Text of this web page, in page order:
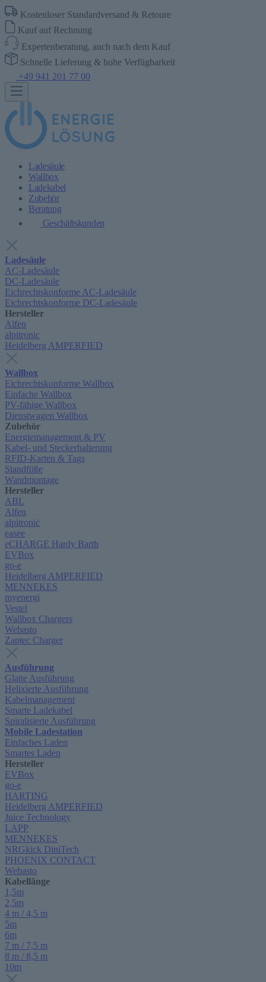
Kostenloser Standardversand & Retoure
Kauf auf Rechnung
Expertenberatung, auch nach dem Kauf
Schnelle Lieferung & hohe Verfügbarkeit
+49 941 201 77 00
Ladesäule
Wallbox
Ladekabel
Zubehör
Beratung
Geschäftskunden
Ladesäule
AC-Ladesäule
DC-Ladesäule
Eichrechtskonforme AC-Ladesäule
Eichrechtskonforme DC-Ladesäule
Hersteller
Alfen
alpitronic
Heidelberg AMPERFIED
Wallbox
Eichrechtskonforme Wallbox
Einfache Wallbox
PV-fähige Wallbox
Dienstwagen Wallbox
Zubehör
Energiemanagement & PV
Kabel- und Steckerhalterung
RFID-Karten & Tags
Standfüße
Wandmontage
Hersteller
ABL
Alfen
alpitronic
easee
eCHARGE Hardy Barth
EVBox
go-e
Heidelberg AMPERFIED
MENNEKES
myenergi
Vestel
Wallbox Chargers
Webasto
Zaptec Charger
Ausführung
Glatte Ausführung
Helixierte Ausführung
Kabelmanagement
Smarte Ladekabel
Spiralisierte Ausführung
Mobile Ladestation
Einfaches Laden
Smartes Laden
Hersteller
EVBox
go-e
HARTING
Heidelberg AMPERFIED
Juice Technology
LAPP
MENNEKES
NRGkick DiniTech
PHOENIX CONTACT
Webasto
Kabellänge
1,5m
2,5m
4 m / 4,5 m
5m
6m
7 m / 7,5 m
8 m / 8,5 m
10m